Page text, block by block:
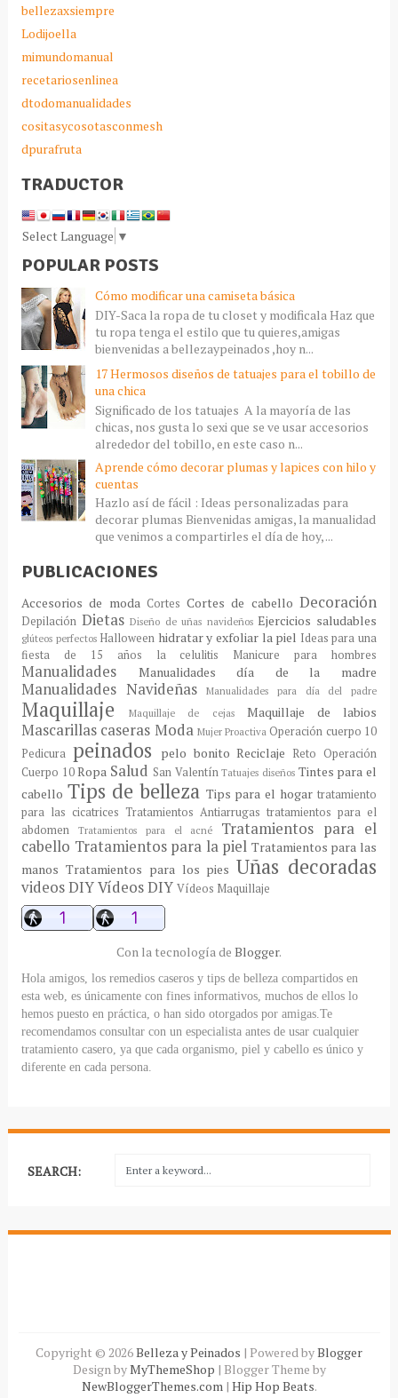
bellezaxsiempre
Lodijoella
mimundomanual
recetariosenlinea
dtodomanualidades
cositasycosotasconmesh
dpurafruta
TRADUCTOR
Select Language ▼
POPULAR POSTS
Cómo modificar una camiseta básica
DIY-Saca la ropa de tu closet y modificala Haz que
tu ropa tenga el estilo que tu quieres,amigas
bienvenidas a bellezaypeinados ,hoy n...
17 Hermosos diseños de tatuajes para el tobillo de
una chica
Significado de los tatuajes A la mayoría de las
chicas, nos gusta lo sexi que se ve usar accesorios
alrededor del tobillo, en este caso n...
Aprende cómo decorar plumas y lapices con hilo y
cuentas
Hazlo así de fácil : Ideas personalizadas para
decorar plumas Bienvenidas amigas, la manualidad
que venimos a compartirles el día de hoy, ...
PUBLICACIONES
Accesorios de moda Cortes Cortes de cabello Decoración
Depilación Dietas Diseño de uñas navideños Ejercicios saludables
glúteos perfectos Halloween hidratar y exfoliar la piel Ideas para una
fiesta de 15 años
la celulitis Manicure para hombres
Manualidades Manualidades día de la madre
Manualidades Navideñas Manualidades para día del padre
Maquillaje Maquillaje de cejas Maquillaje de labios
Mascarillas caseras Moda Mujer Proactiva Operación cuerpo 10
Pedicura peinados pelo bonito Reciclaje Reto Operación
Cuerpo 10 Ropa Salud San Valentín Tatuajes diseños Tintes para el
cabello Tips de belleza Tips para el hogar tratamiento
para las cicatrices Tratamientos Antiarrugas tratamientos para el
abdomen
Tratamientos para el acné
Tratamientos para el
cabello Tratamientos para la piel Tratamientos para las
manos Tratamientos para los pies Uñas decoradas
videos DIYVídeos DIY Vídeos Maquillaje
Con la tecnología de Blogger.
Hola amigos, los remedios caseros y tips de belleza compartidos en
esta web, es únicamente con fines informativos, muchos de ellos lo
hemos puesto en práctica, o han sido otorgados por amigas.Te
recomendamos consultar con un especialista antes de usar cualquier
tratamiento casero, ya que cada organismo, piel y cabello es único y
diferente en cada persona.
SEARCH:
Copyright ©2026Belleza y Peinados | Powered byBlogger
Design byMyThemeShop | Blogger Theme by
NewBloggerThemes.com| Hip Hop Beats.